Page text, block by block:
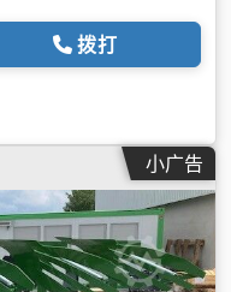
拨打
小广告